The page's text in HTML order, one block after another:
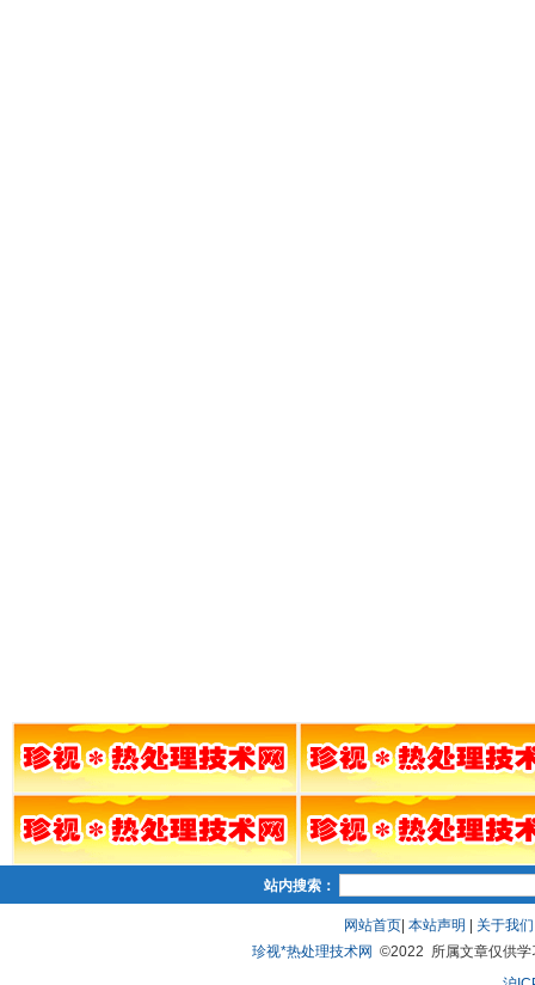
站内搜索：
网站首页| 本站声明 关于我们
珍视*热处理技术网 ©2022 所属文章仅供学